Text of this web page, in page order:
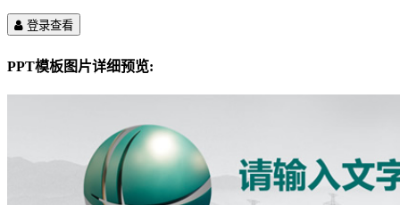
登录查看
PPT模板图片详细预览: